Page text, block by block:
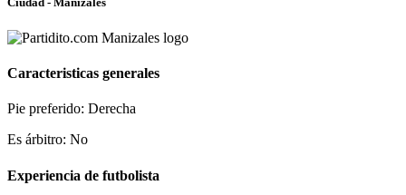
Caracteristicas generales
Pie preferido: Derecha
Es árbitro: No
Experiencia de futbolista